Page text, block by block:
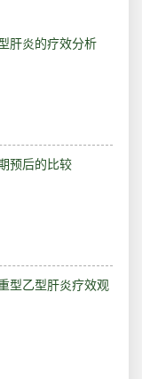
肝炎的疗效分析
预后的比较
型乙型肝炎疗效观